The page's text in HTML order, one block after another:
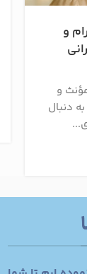
و
و
دنبال